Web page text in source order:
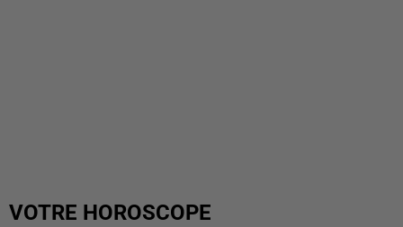
VOTRE HOROSCOPE